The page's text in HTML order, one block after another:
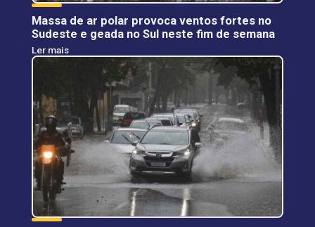
Massa de ar polar provoca ventos fortes no
Sudeste e geada no Sul neste fim de semana
Ler mais